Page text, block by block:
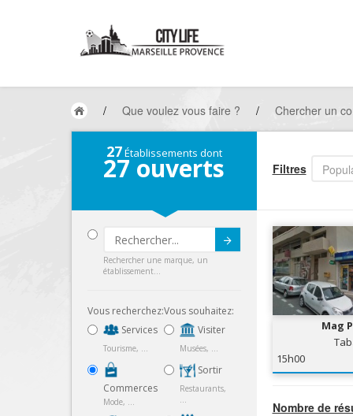
/ Que voulez vous faire ? / Chercher un
27Établissements dont
27 ouverts
Submit
Rechercher une marque, un
établissement...
Vous recherchez:
Services
Tourisme, ...
Commerces
Mode, ...
Vous souhaitez:
Visiter
Musées, ...
Sortir
Restaurants,
...
Filtres
Mag
15h00
Nombre de